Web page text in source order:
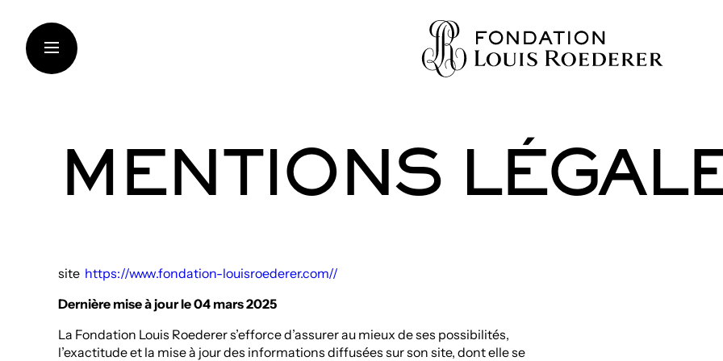
contenu
LA FONDATION
SOUTIEN AUX INSTITUTIONS
THINKING SUSTAINABILITY
ARTISTES ET CHERCHEURS
MENTIONS
site https://www.fondation-louisroederer.com//
Dernière mise à jour le 04 mars 2025
La Fondation Louis Roederer s’efforce d’assurer au mieux de ses possibilités,
l’exactitude et la mise à jour des informations diffusées sur son site, dont elle se